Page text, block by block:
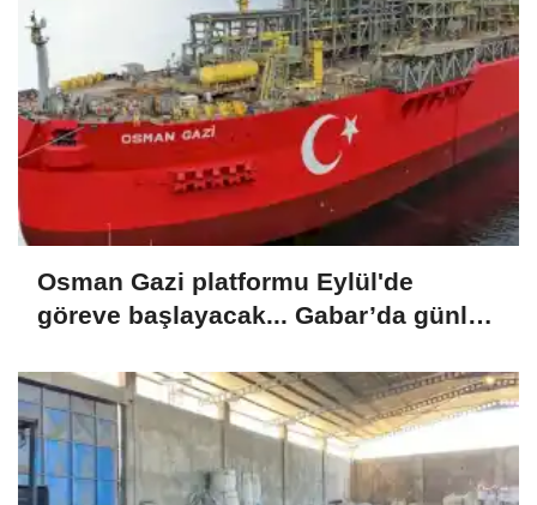
Osman Gazi platformu Eylül'de
göreve başlayacak... Gabar’da günlük